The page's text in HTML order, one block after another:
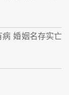
婚姻名存实亡